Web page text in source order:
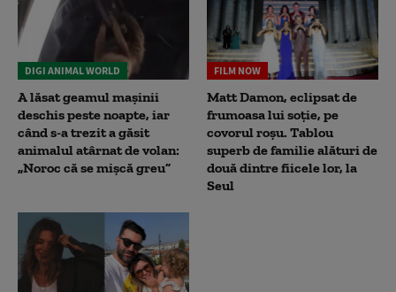
DIGI ANIMAL WORLD
A lăsat geamul mașinii
deschis peste noapte, iar
când s-a trezit a găsit
animalul atârnat de volan:
„Noroc că se mișcă greu”
FILM NOW
Matt Damon, eclipsat de
frumoasa lui soție, pe
covorul roșu. Tablou
superb de familie alături de
două dintre fiicele lor, la
Seul